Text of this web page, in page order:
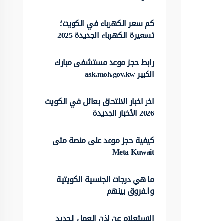
كم سعر الكهرباء في الكويت؛
تسعيرة الكهرباء الجديدة 2025
رابط حجز موعد مستشفى مبارك
الكبير ask.moh.gov.kw
اخر اخبار الالتحاق بعائل في الكويت
2026 الأخبار الجديدة
كيفية حجز موعد على منصة متى
Meta Kuwait
ما هي درجات الجنسية الكويتية
والفروق بينهم